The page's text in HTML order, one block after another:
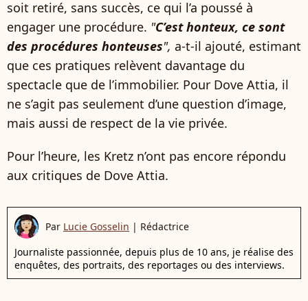
soit retiré, sans succès, ce qui l’a poussé à
engager une procédure. "C’est honteux, ce sont
des procédures honteuses", a-t-il ajouté, estimant
que ces pratiques relèvent davantage du
spectacle que de l’immobilier. Pour Dove Attia, il
ne s’agit pas seulement d’une question d’image,
mais aussi de respect de la vie privée.
Pour l’heure, les Kretz n’ont pas encore répondu
aux critiques de Dove Attia.
Par Lucie Gosselin | Rédactrice
Journaliste passionnée, depuis plus de 10 ans, je réalise des
enquêtes, des portraits, des reportages ou des interviews.